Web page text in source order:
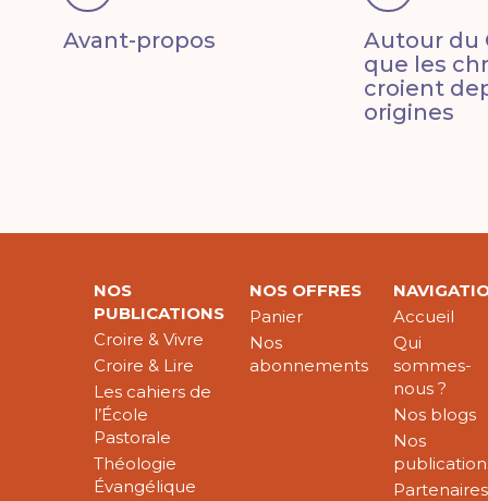
Avant-propos
Autour du
que les
croient
origines
NOS
PUBLICATIONS
Croire & Vivre
Croire & Lire
Les cahiers de
l’École
Pastorale
Théologie
Évangélique
NOS OFFRES
Panier
Nos
abonnements
Accueil
Qui
sommes-
nous ?
Nos blogs
Nos
Partenaires